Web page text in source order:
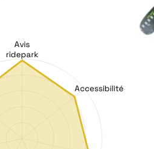
Avis
ridepark
Accessibilité